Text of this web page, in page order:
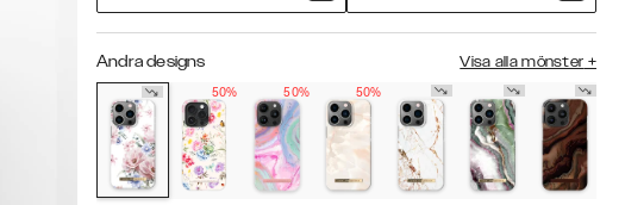
Andra designs Visa alla mönster +
50%
50% 50%